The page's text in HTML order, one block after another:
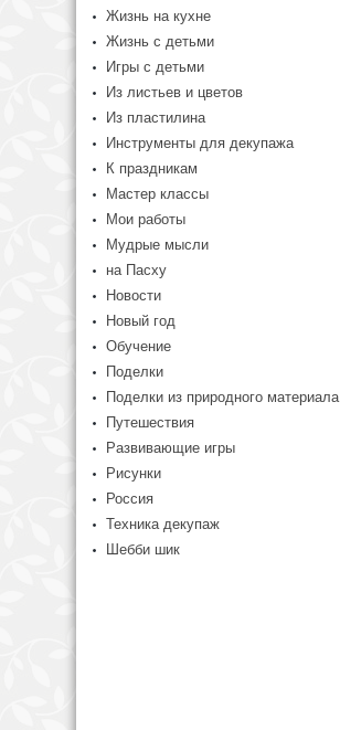
Жизнь на кухне
Жизнь с детьми
Игры с детьми
Из листьев и цветов
Из пластилина
Инструменты для декупажа
К праздникам
Мастер классы
Мои работы
Мудрые мысли
на Пасху
Новости
Новый год
Обучение
Поделки
Поделки из природного материала
Путешествия
Развивающие игры
Рисунки
Россия
Техника декупаж
Шебби шик